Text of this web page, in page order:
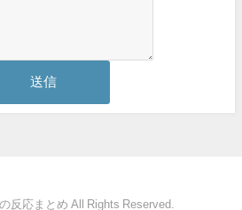
反応まとめ All Rights Reserved.